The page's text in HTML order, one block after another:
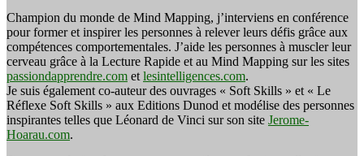
Champion du monde de Mind Mapping, j’interviens en conférence
pour former et inspirer les personnes à relever leurs défis grâce aux
compétences comportementales. J’aide les personnes à muscler leur
cerveau grâce à la Lecture Rapide et au Mind Mapping sur les sites
passiondapprendre.com et lesintelligences.com.
Je suis également co-auteur des ouvrages « Soft Skills » et « Le
Réflexe Soft Skills » aux Editions Dunod et modélise des personnes
inspirantes telles que Léonard de Vinci sur son site Jerome-
Hoarau.com.